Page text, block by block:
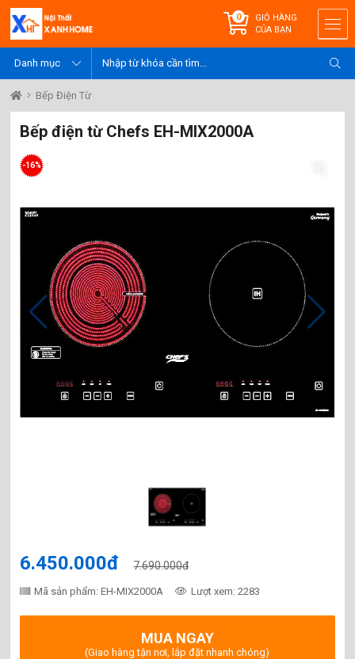
0
GIỎ HÀNG
CỦA BẠN
Bếp Điện Từ
Bếp điện từ Chefs EH-MIX2000A
-16%
6.450.000đ 7.690.000đ
Mã sản phẩm: EH-MIX2000A Lượt xem: 2283
MUA NGAY
(Giao hàng tận nơi, lắp đặt nhanh chóng)